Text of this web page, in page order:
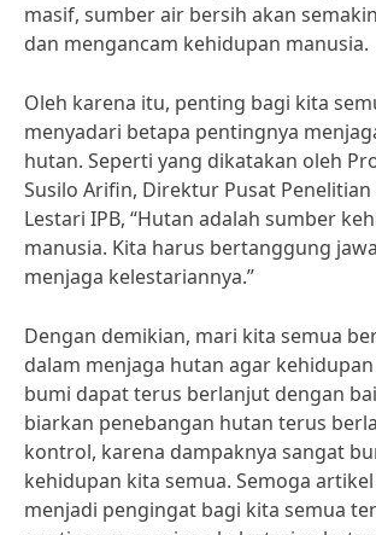
masif, sumber air bersih akan
dan mengancam kehidupan manusia.
Oleh karena itu, penting bagi kita
menyadari betapa pentingnya
hutan. Seperti yang dikatakan oleh
Susilo Arifin, Direktur Pusat
Lestari IPB, “Hutan adalah sumber
manusia. Kita harus bertanggung
menjaga kelestariannya.”
Dengan demikian, mari kita semua
dalam menjaga hutan agar
bumi dapat terus berlanjut dengan
biarkan penebangan hutan terus
kontrol, karena dampaknya sangat
kehidupan kita semua. Semoga
menjadi pengingat bagi kita semua